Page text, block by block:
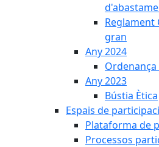
Reglament
gran
Any 2024
Any 2023
Bústia Ètica
Espais de
Plataforma de
Processos